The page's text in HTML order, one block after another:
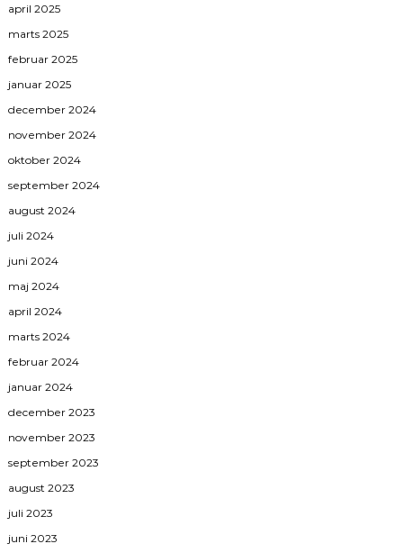
april 2025
marts 2025
februar 2025
januar 2025
december 2024
november 2024
oktober 2024
september 2024
august 2024
juli 2024
juni 2024
maj 2024
april 2024
marts 2024
februar 2024
januar 2024
december 2023
november 2023
september 2023
august 2023
juli 2023
juni 2023